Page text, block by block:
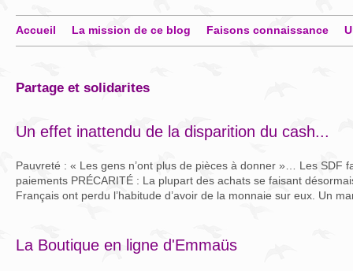
Accueil La mission de ce blog Faisons connaissance
partage et solidarites
Un effet inattendu de la disparition du cash...
Pauvreté : « Les gens n’ont plus de pièces à donner »… Les SDF
paiements PRÉCARITÉ : La plupart des achats se faisant
Français ont perdu l’habitude d’avoir de la monnaie sur eux. Un
La Boutique en ligne d'Emmaüs